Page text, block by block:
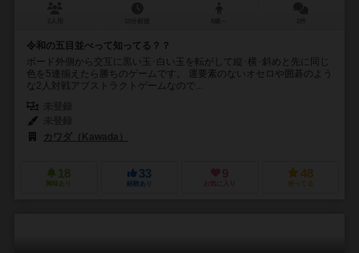
令和の五目並べって知ってる？？
ボード外側から交互に黒い玉･白い玉を転がして縦･横･斜めと先に同じ
色を5連揃えたら勝ちのゲームです。 運要素のないオセロや囲碁のよう
な2人対戦アブストラクトゲームなので...
カワダ（Kawada）
18
興味あり
33
経験あり
9
お気に入り
48
持ってる